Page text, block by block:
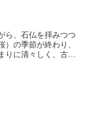
ら、石仏を拝みつつ
の季節が終わり、
に清々しく、古よ